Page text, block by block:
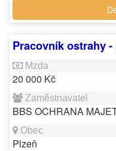
Pracovník ostrahy
20 000 Kč
BBS OCHRANA
Plzeň